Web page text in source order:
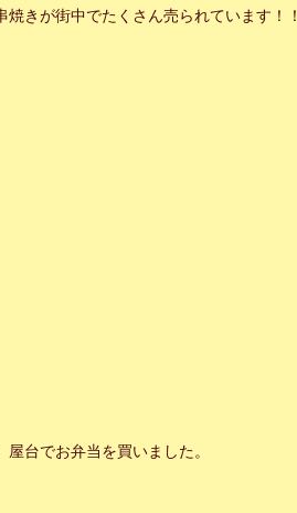
が街中でたくさん売られています！
台でお弁当を買いました。